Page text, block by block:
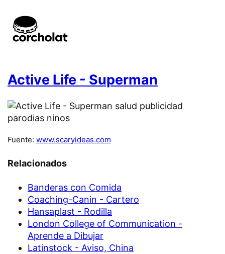
Active Life - Superman
Fuente: www.scaryideas.com
Relacionados
Banderas con Comida
Coaching-Canin - Cartero
Hansaplast - Rodilla
London College of Communication -
Aprende a Dibujar
Latinstock - Aviso, China